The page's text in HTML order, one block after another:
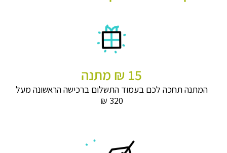
15 ₪ מתנה
המתנה תחכה לכם בעמוד התשלום ברכישה הראשונה מעל
320 ₪